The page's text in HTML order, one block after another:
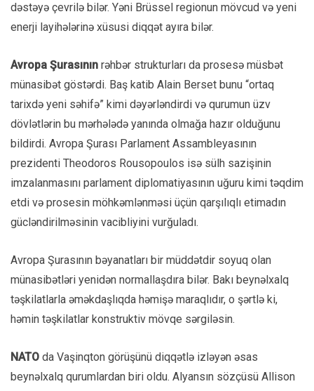
dəstəyə çevrilə bilər. Yəni Brüssel regionun mövcud və yeni
enerji layihələrinə xüsusi diqqət ayıra bilər.
Avropa Şurasının rəhbər strukturları da prosesə müsbət
münasibət göstərdi. Baş katib Alain Berset bunu “ortaq
tarixdə yeni səhifə” kimi dəyərləndirdi və qurumun üzv
dövlətlərin bu mərhələdə yanında olmağa hazır olduğunu
bildirdi. Avropa Şurası Parlament Assambleyasının
prezidenti Theodoros Rousopoulos isə sülh sazişinin
imzalanmasını parlament diplomatiyasının uğuru kimi təqdim
etdi və prosesin möhkəmlənməsi üçün qarşılıqlı etimadın
gücləndirilməsinin vacibliyini vurğuladı.
Avropa Şurasının bəyanatları bir müddətdir soyuq olan
münasibətləri yenidən normallaşdıra bilər. Bakı beynəlxalq
təşkilatlarla əməkdaşlıqda həmişə maraqlıdır, o şərtlə ki,
həmin təşkilatlar konstruktiv mövqe sərgiləsin.
NATO da Vaşinqton görüşünü diqqətlə izləyən əsas
beynəlxalq qurumlardan biri oldu. Alyansın sözçüsü Allison